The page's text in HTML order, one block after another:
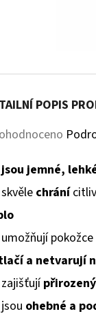
POPIS
jsou jemné,
skvěle chrání
umožňují
a netvarují
zajišťují
jsou ohebné a